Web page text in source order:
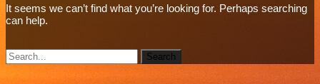
It seems we can’t find what you’re looking for. Perhaps searching
can help.